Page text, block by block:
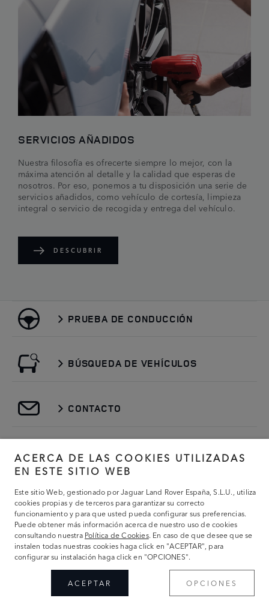
SERVICIOS AÑADIDOS
Nuestra filosofía es ofrecerte siempre lo mejor, con la
máxima atención al detalle y la calidad que esperas de
nosotros. Por eso, ponemos a tu disposición una serie de
servicios añadidos, como vehículo de cortesía, limpieza
integral o servicio de recogida y entrega del vehículo.
DESCUBRIR
PRUEBA DE CONDUCCIÓN
BÚSQUEDA DE VEHÍCULOS
CONTACTO
CONFIGURADOR
ÚNETE A LA CONVERSACIÓN
ACERCA DE LAS COOKIES UTILIZADAS
EN ESTE SITIO WEB
Este sitio Web, gestionado por Jaguar Land Rover España, S.L.U., utiliza
cookies propias y de terceros para garantizar su correcto
funcionamiento y para que usted pueda configurar sus preferencias.
Puede obtener más información acerca de nuestro uso de cookies
consultando nuestra Política de Cookies. En caso de que desee que se
instalen todas nuestras cookies haga click en "ACEPTAR", para
configurar su instalación haga click en "OPCIONES".
ACEPTAR OPCIONES